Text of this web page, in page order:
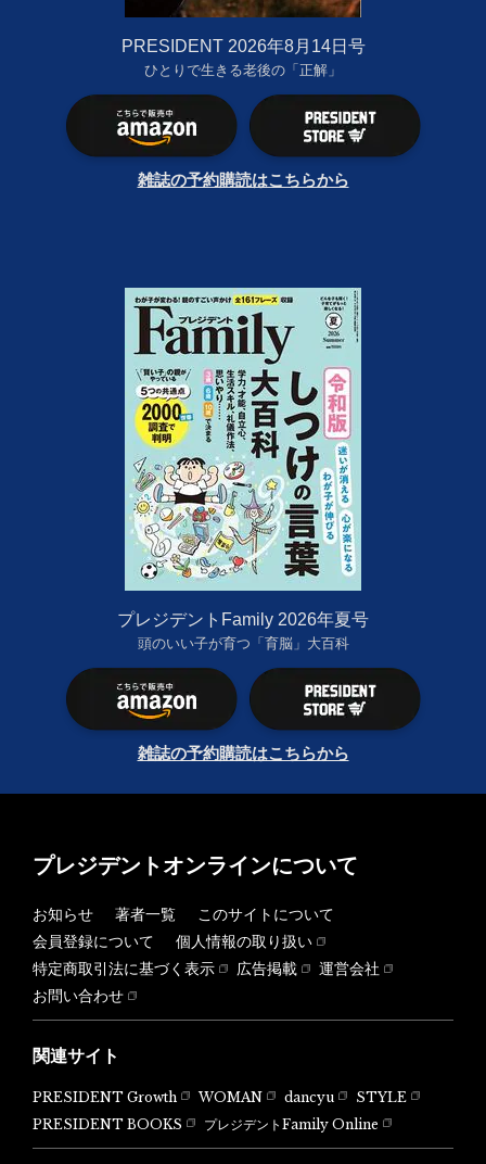
PRESIDENT 2026年8月14日号
ひとりで生きる老後の「正解」
雑誌の予約購読はこちらから
プレジデントFamily 2026年夏号
頭のいい子が育つ「育脳」大百科
雑誌の予約購読はこちらから
プレジデントオンラインについて
お知らせ 著者一覧
このサイトについて
会員登録について
個人情報の取り扱い
特定商取引法に基づく表示
広告掲載
運営会社
お問い合わせ
関連サイト
PRESIDENT Growth WOMAN dancyu
STYLE
PRESIDENT BOOKS
プレジデントFamily Online